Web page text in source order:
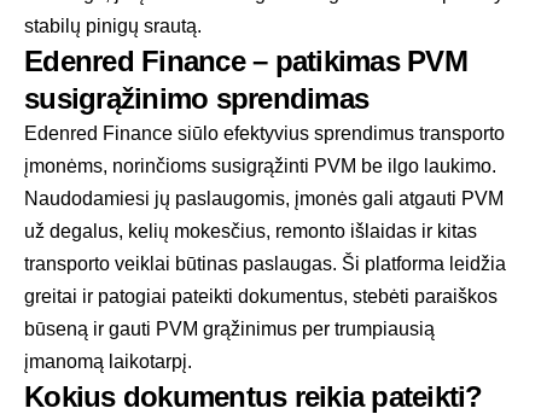
stabilų pinigų srautą.
Edenred Finance – patikimas PVM
susigrąžinimo sprendimas
Edenred Finance siūlo efektyvius sprendimus transporto
įmonėms, norinčioms susigrąžinti PVM be ilgo laukimo.
Naudodamiesi jų paslaugomis, įmonės gali atgauti PVM
už degalus, kelių mokesčius, remonto išlaidas ir kitas
transporto veiklai būtinas paslaugas. Ši platforma leidžia
greitai ir patogiai pateikti dokumentus, stebėti paraiškos
būseną ir gauti PVM grąžinimus per trumpiausią
įmanomą laikotarpį.
Kokius dokumentus reikia pateikti?